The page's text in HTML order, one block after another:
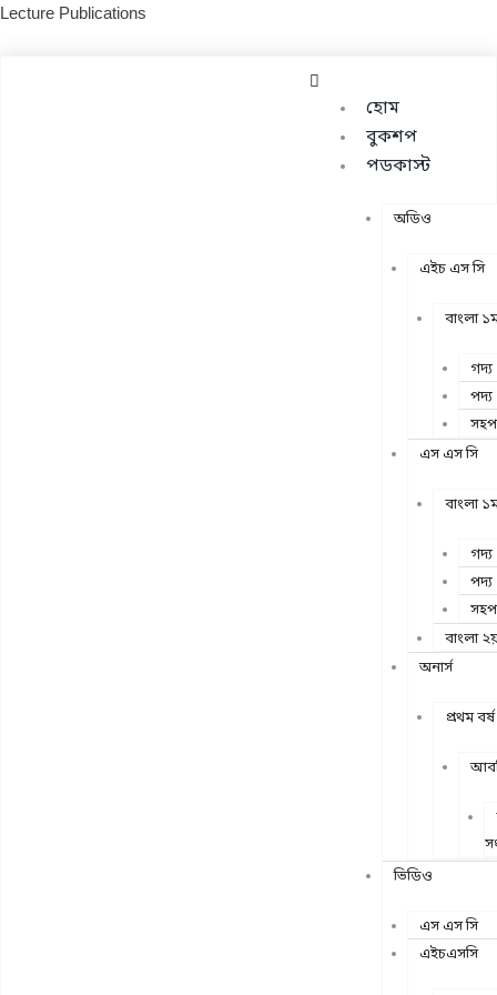
Skip
Lecture Publications
Menu
হোম
বুকশপ
পডকাস্ট
অডিও
এইচ এস সি
বাংলা
গদ্য
পদ্য
এস এস সি
বাংলা
গদ্য
পদ্য
বাংলা
অনার্স
প্রথম বর্ষ
ভিডিও
এস এস সি
এইচএসসি